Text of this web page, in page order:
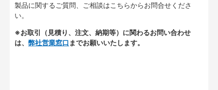
製品に関するご質問、ご相談はこちらからお問合せくださ
い。
※お取引（見積り、注文、納期等）に関わるお問い合わせ
は、 弊社営業窓口 までお願いいたします。